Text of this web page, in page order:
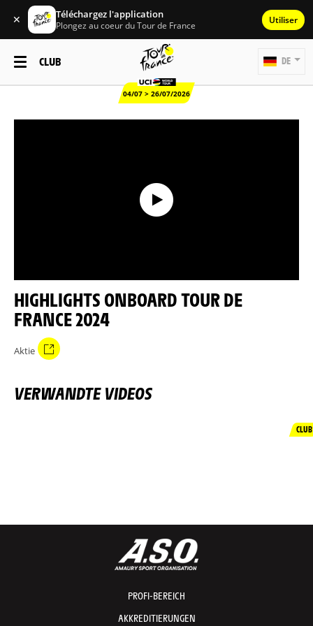
✕ Téléchargez l'application
Plongez au coeur du Tour de France Utiliser
CLUB
04/07 > 26/07/2026
DE
HIGHLIGHTS ONBOARD TOUR DE
FRANCE 2024
Aktie
VERWANDTE VIDEOS
CLUB
PROFI-BEREICH
AKKREDITIERUNGEN